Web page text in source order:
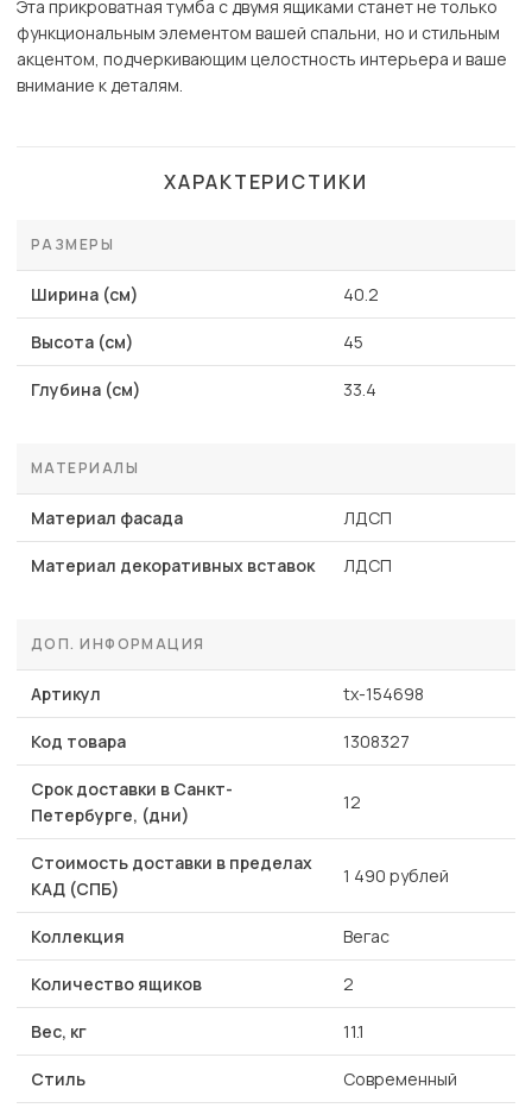
Эта прикроватная тумба с двумя ящиками станет не только
функциональным элементом вашей спальни, но и стильным
акцентом, подчеркивающим целостность интерьера и ваше
внимание к деталям.
ХАРАКТЕРИСТИКИ
РАЗМЕРЫ
Ширина (см) 40.2
Высота (см) 45
Глубина (см) 33.4
МАТЕРИАЛЫ
Материал фасада ЛДСП
Материал декоративных вставок ЛДСП
ДОП. ИНФОРМАЦИЯ
Артикул tx-154698
Код товара 1308327
Срок доставки в Санкт-
Петербурге, (дни)
12
Стоимость доставки в пределах
КАД (СПБ)
1 490 рублей
Коллекция Вегас
Количество ящиков 2
Вес, кг 11.1
Стиль Современный